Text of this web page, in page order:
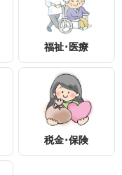
福祉･医療
税金･保険